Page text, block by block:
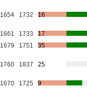
1654 1732 16
1661 1733
17
1679 1751 35
1760 1837 25
1670 1725 9